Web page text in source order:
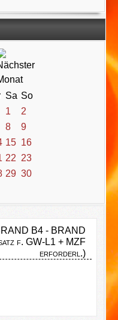
Sa So
1
2
8
9
15 16
22 23
29 30
B4 - BRAND
f. GW-L1 + MZF
erforderl.)
- BRAND Wald GROSS -
04.06.2026 - THL1 -